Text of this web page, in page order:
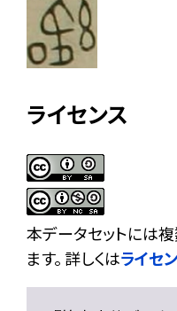
ライセンス
本データセットには
ます。 詳しくはライセ